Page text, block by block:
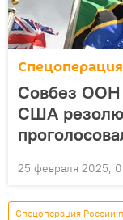
Совбез ООН
США
25 февраля 2025,
Спецоперация России